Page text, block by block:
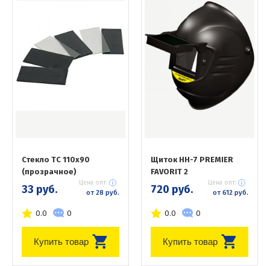
Стекло ТС 110х90
(прозрачное)
33 руб. Цена опт:
от 28 руб.
0.0 0
Купить товар
Щиток НН-7 PREMIER
FAVORIT 2
720 руб. Цена опт:
от 612 руб.
0.0 0
Купить товар